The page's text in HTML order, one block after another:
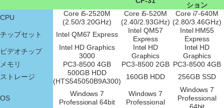
ション
CPU
Core i5-2520M
(2.50/3.20GHz)
Core i5-520M
(2.40/2.93GHz)
Core i7-640M
(2.80/3.46GHz)
チップセット
Intel QM67 Express
Intel QM57
Express
Intel HM55
Express
ビデオチップ
Intel HD Graphics
3000
Intel HD
Graphics
Intel HD
Graphics
メモリ
PC3-8500 4GB PC3-8500 2GB PC3-8500 4GB
ストレージ
500GB HDD
(HTS545050B9A300)
160GB HDD 256GB SSD
OS
Windows 7
Professional 64bit
Windows 7
Professional
Windows 7
Professional